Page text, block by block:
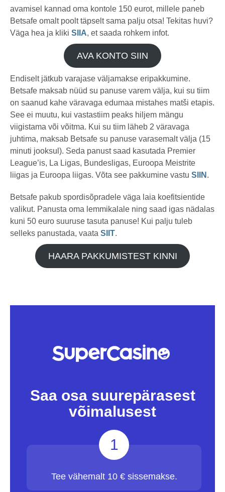
avamisel kannad oma kontole 150 eurot, millele paneb
Betsafe omalt poolt täpselt sama palju otsa! Tekitas huvi?
Väga hea ja kliki SIIA, et saada rohkem infot.
AVA KONTO SIIN
Endiselt jätkub varajase väljamakse eripakkumine.
Betsafe maksab nüüd su panuse varem välja, kui su tiim
on saanud kahe väravaga edumaa mistahes matši etapis.
See ei muutu, kui vastastiim peaks hiljem mängu
viigistama või võitma. Kui su tiim läheb 2 väravaga
juhtima, maksab Betsafe su panuse varasemalt välja (15
minuti jooksul). Seda panust saad kasutada Premier
League’is, La Ligas, Bundesligas, Euroopa Meistrite
liigas ja Euroopa liigas. Võta see pakkumine vastu SIIN .
Betsafe pakub spordisõpradele väga laia koefitsientide
valikut. Panusta oma lemmikalale ning saad igas nädalas
kuni 50 euro suuruse tasuta panuse! Kui palju tuleb
selleks panustada, vaata SIIT.
HAARA PAKKUMISTEST KINNI
Saa osa suurepärasest
võimalusest
1
Tee vähemalt 10 € sissemakse.